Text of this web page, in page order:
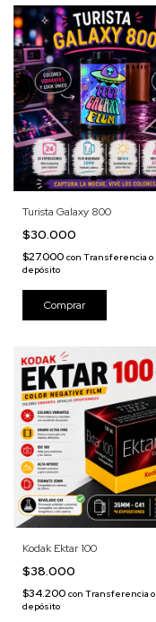
Turista Galaxy 800
$30.000
$27.000 con Transferencia o
depósito
Kodak Ektar 100
$38.000
$34.200 con Transferencia o
depósito